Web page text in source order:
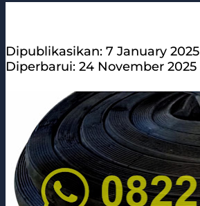
Dipublikasikan: 7 January 2025
Diperbarui: 24 November 2025